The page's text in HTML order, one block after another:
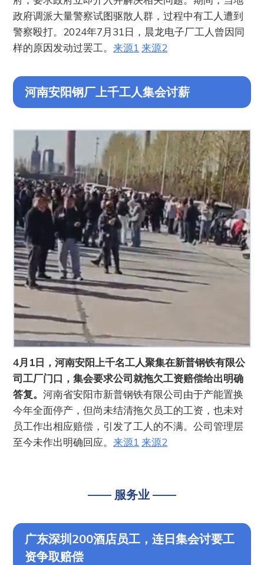
政府调派大量警察试图驱散人群，过程中有工人遭到
警察殴打。2024年7月31日，晨龙电子厂工人曾因同
样的原因发动过罢工。来源1 来源2
河南安阳钢厂上千工人集会讨薪
4月1日，河南安阳上千名工人聚集在新普钢铁有限公
司工厂门口，集会要求公司就拖欠工资赔偿给出明确
答复。河南省安阳市新普钢铁有限公司由于产能置换
今年全面停产，但尚未结清拖欠员工的工资，也未对
员工作出相应赔偿，引发了工人的不满。公司管理层
至今未作出明确回应。来源1 来源2
—— 服务业 ——
广东深圳200酒店员工，连日集会讨要工
资争取赔偿